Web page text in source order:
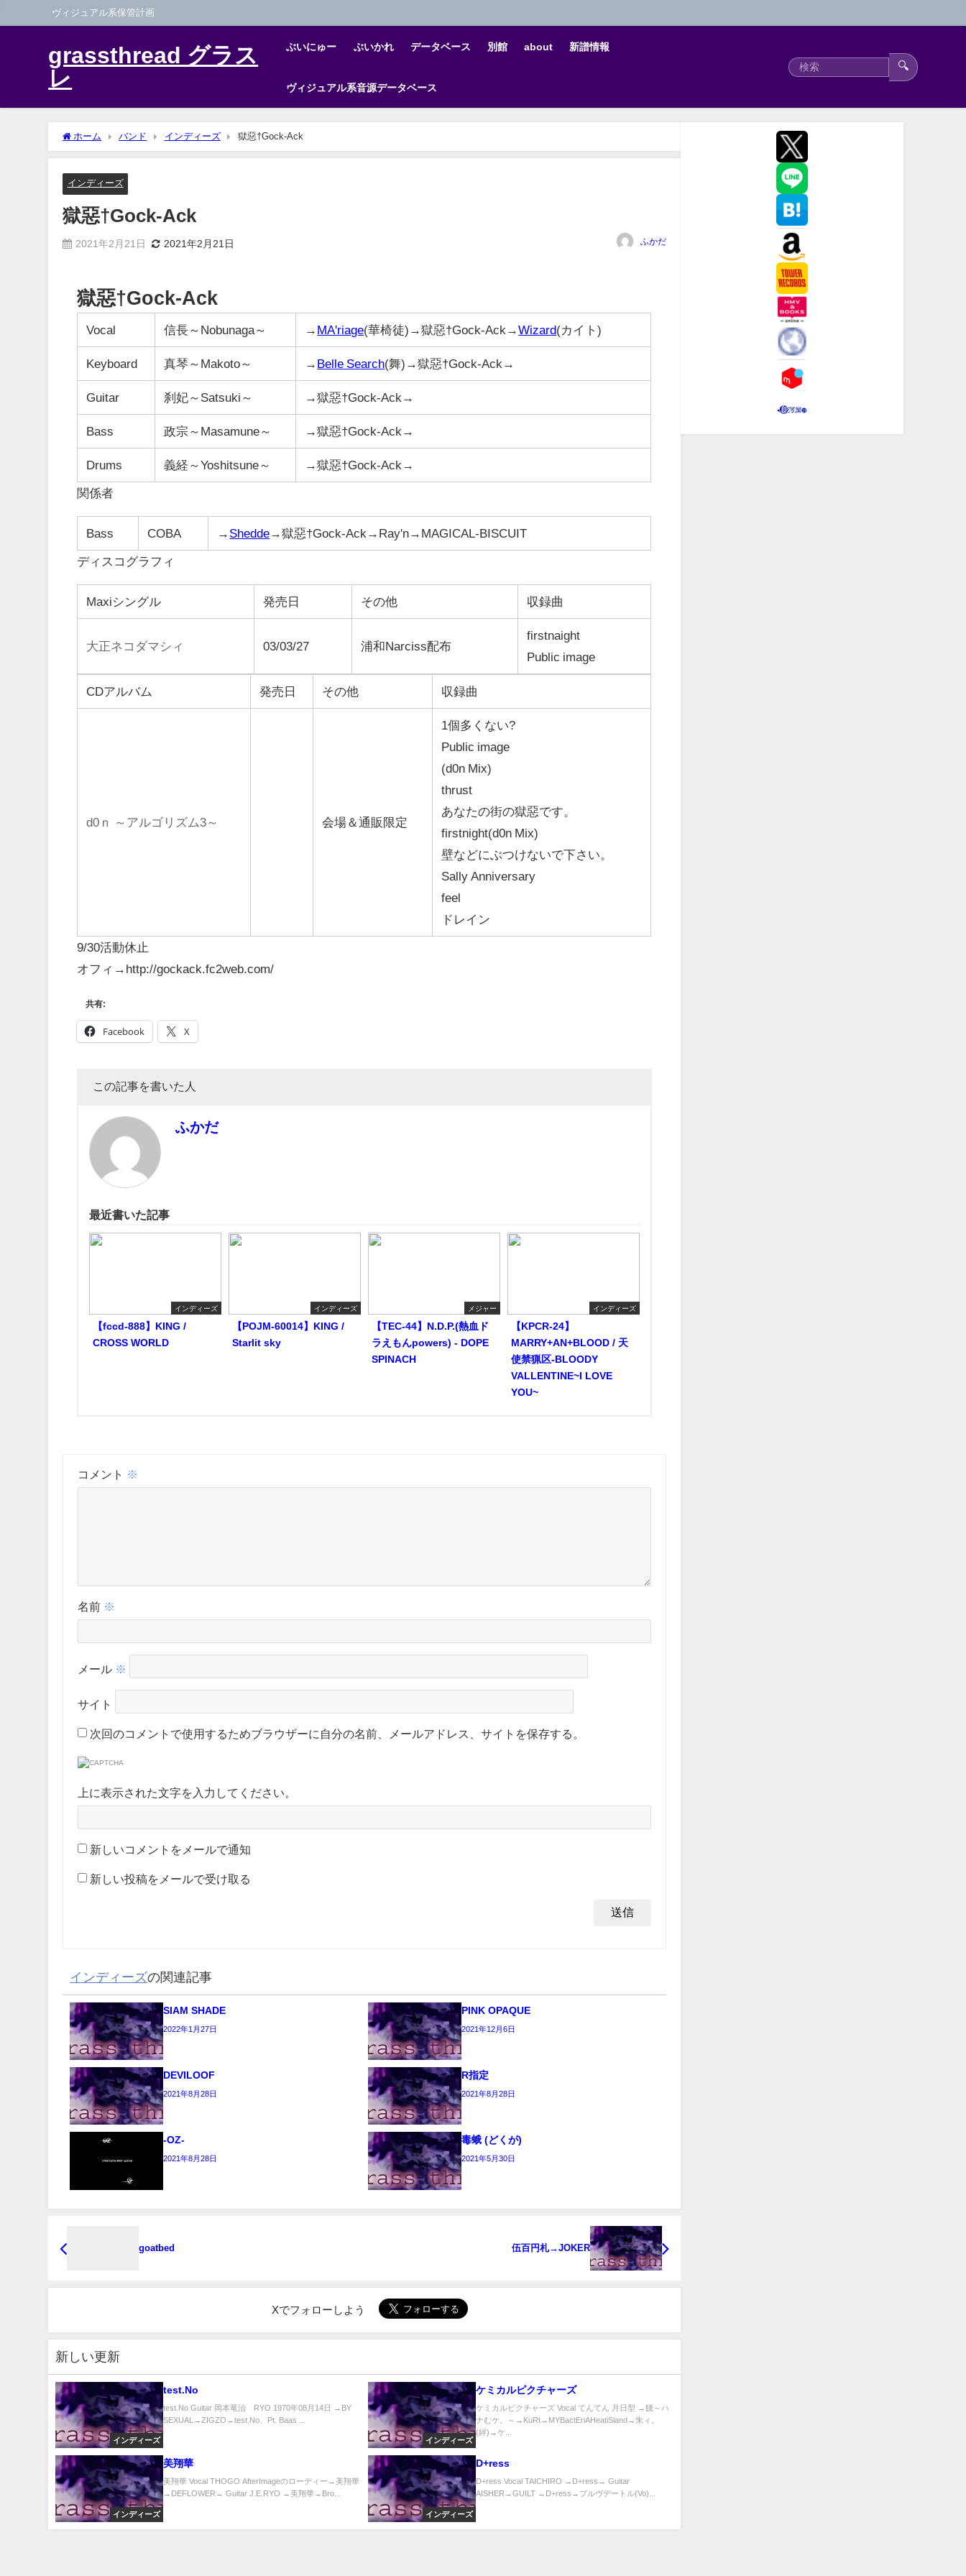
ヴィジュアル系保管計画
grassthread グラス
レ
ぶいにゅー ぶいかれ データベース 別館 about 新譜情報
ヴィジュアル系音源データベース
🔍
ホーム バンド インディーズ 獄惡†Gock-Ack
インディーズ
獄惡†Gock-Ack
2021年2月21日 2021年2月21日 ふかだ
獄惡†Gock-Ack
Vocal 信長～Nobunaga～ → MA'riage(華椅徒)→獄惡†Gock-Ack→Wizard(カイト)
Keyboard 真琴～Makoto～ → Belle Search(舞)→獄惡†Gock-Ack→
Guitar 刹妃～Satsuki～ →獄惡†Gock-Ack→
Bass 政宗～Masamune～ →獄惡†Gock-Ack→
Drums 義経～Yoshitsune～ →獄惡†Gock-Ack→
関係者
Bass COBA → Shedde→獄惡†Gock-Ack→Ray'n→MAGICAL-BISCUIT
ディスコグラフィ
Maxiシングル 発売日 その他 収録曲
大正ネコダマシィ 03/03/27 浦和Narciss配布
firstnaight
Public image
CDアルバム 発売日 その他 収録曲
d0ｎ ～アルゴリズム3～ 会場＆通販限定
1個多くない?
Public image
(d0n Mix)
thrust
あなたの街の獄惡です。
firstnight(d0n Mix)
壁などにぶつけないで下さい。
Sally Anniversary
feel
ドレイン
9/30活動休止
オフィ→http://gockack.fc2web.com/
共有:
Facebook X
この記事を書いた人
ふかだ
最近書いた記事
インディーズ
【fccd-888】KING /
CROSS WORLD
インディーズ
【POJM-60014】KING /
Starlit sky
メジャー
【TEC-44】N.D.P.(熱血ド
ラえもんpowers) - DOPE
SPINACH
インディーズ
【KPCR-24】
MARRY+AN+BLOOD / 天
使禁猟区-BLOODY
VALLENTINE~I LOVE
YOU~
コメント ※
名前 ※
メール ※
サイト
次回のコメントで使用するためブラウザーに自分の名前、メールアドレス、サイトを保存する。
上に表示された文字を入力してください。
新しいコメントをメールで通知
新しい投稿をメールで受け取る
インディーズの関連記事
SIAM SHADE
2022年1月27日
PINK OPAQUE
2021年12月6日
DEVILOOF
2021年8月28日
R指定
2021年8月28日
-OZ-
2021年8月28日
毒蛾 (どくが)
2021年5月30日
goatbed 伍百円札→JOKER
Xでフォローしよう
新しい更新
インディーズ
test.No
test.No Guitar 岡本竜治 RYO 1970年08月14日 →BY
SEXUAL→ZIGZO→test.No、Pt. Baas ...
インディーズ
ケミカルピクチャーズ
ケミカルピクチャーズ Vocal てんてん 月日型 →餞～ハ
ナむケ。～→KuRt→MYBactEriAHeatiSland→朱ィ。
(絆)→ケ...
インディーズ
美翔華
美翔華 Vocal THOGO AfterImageのローディー→美翔華
→DEFLOWER→ Guitar J.E.RYO →美翔華→Bro...
インディーズ
D+ress
D+ress Vocal TAICHIRO →D+ress→ Guitar
AISHER→GUILT →D+ress→プルヴデートル(Vo)...